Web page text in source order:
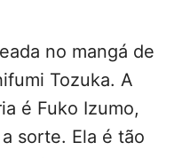
no mangá de
Tozuka. A
é Fuko Izumo,
sorte. Ela é tão